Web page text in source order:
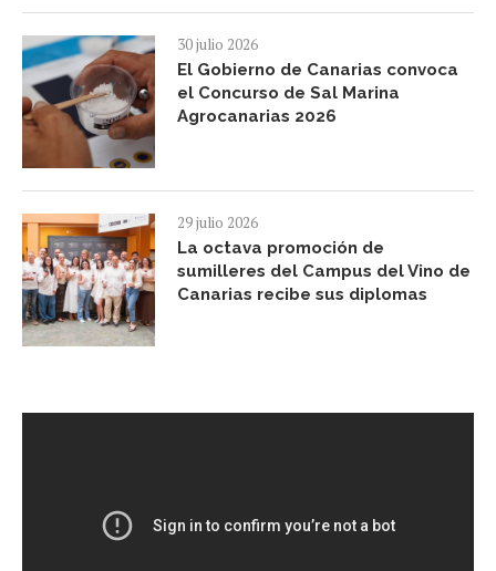
30 julio 2026
El Gobierno de Canarias convoca
el Concurso de Sal Marina
Agrocanarias 2026
29 julio 2026
La octava promoción de
sumilleres del Campus del Vino de
Canarias recibe sus diplomas